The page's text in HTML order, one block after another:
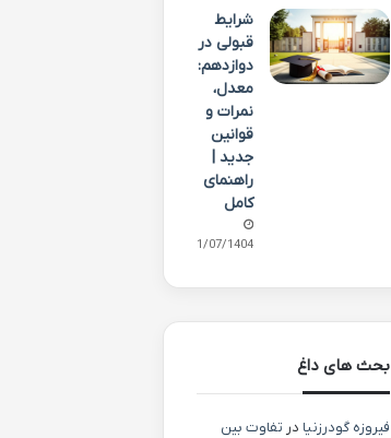
شرایط
قبولی در
دوازدهم:
معدل،
نمرات و
قوانین
جدید |
راهنمای
کامل
11/07/1404
بحث های داغ
فیروزه گودرزنیا در تفاوت بین